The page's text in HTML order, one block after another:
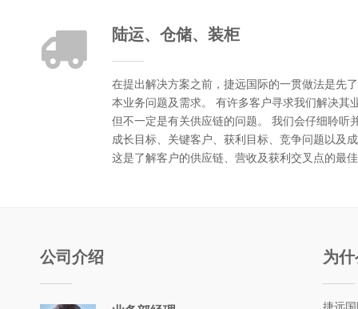
陆运、仓储、装柜
在提出解决方案之前，捷远国际的一贯做法是先
本业务问题及需求。 有许多客户寻求我们解决其
但不一定是有关供应链的问题。 我们会仔细聆听
成长目标、关键客户、获利目标、竞争问题以及
这是了解客户的供应链、营收及获利交叉点的最
公司介绍 为